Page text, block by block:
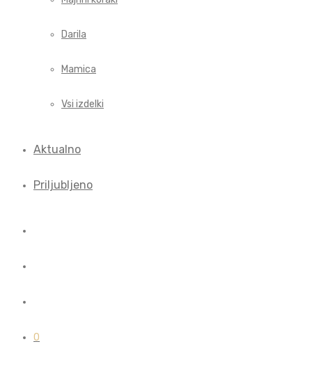
Darila
Mamica
Vsi izdelki
Aktualno
Priljubljeno
0